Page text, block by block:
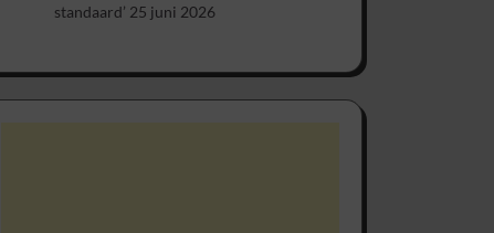
standaard’ 25 juni 2026